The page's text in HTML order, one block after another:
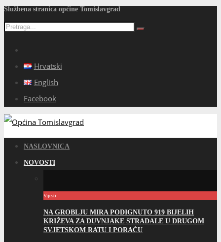
Službena stranica općine Tomislavgrad
Hrvatski
English
Facebook
NASLOVNICA
NOVOSTI
Vijesti
NA GROBLJU MIRA PODIGNUTO 919 BIJELIH
KRIŽEVA ZA DUVNJAKE STRADALE U DRUGOM
SVJETSKOM RATU I PORAĆU